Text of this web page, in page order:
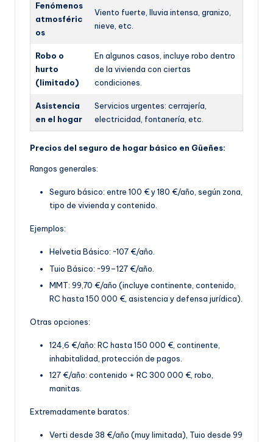
Fenómenos
atmosféric
os
Viento fuerte, lluvia intensa, granizo,
nieve, etc.
Robo o
hurto
(limitado)
En algunos casos, incluye robo dentro
de la vivienda con ciertas
condiciones.
Asistencia
en el hogar
Servicios urgentes: cerrajería,
electricidad, fontanería, etc.
Precios del seguro de hogar básico en Güeñes:
Rangos generales:
Seguro básico: entre 100 € y 180 €/año, según zona,
tipo de vivienda y contenido.
Ejemplos:
Helvetia Básico: ~107 €/año.
Tuio Básico: ~99–127 €/año.
MMT: 99,70 €/año (incluye continente, contenido,
RC hasta 150 000 €, asistencia y defensa jurídica).
Otras opciones:
124,6 €/año: RC hasta 150 000 €, continente,
inhabitalidad, protección de pagos.
127 €/año: contenido + RC 300 000 €, robo,
manitas
Extremadamente baratos:
Verti desde 38 €/año (muy limitada), Tuio desde 99